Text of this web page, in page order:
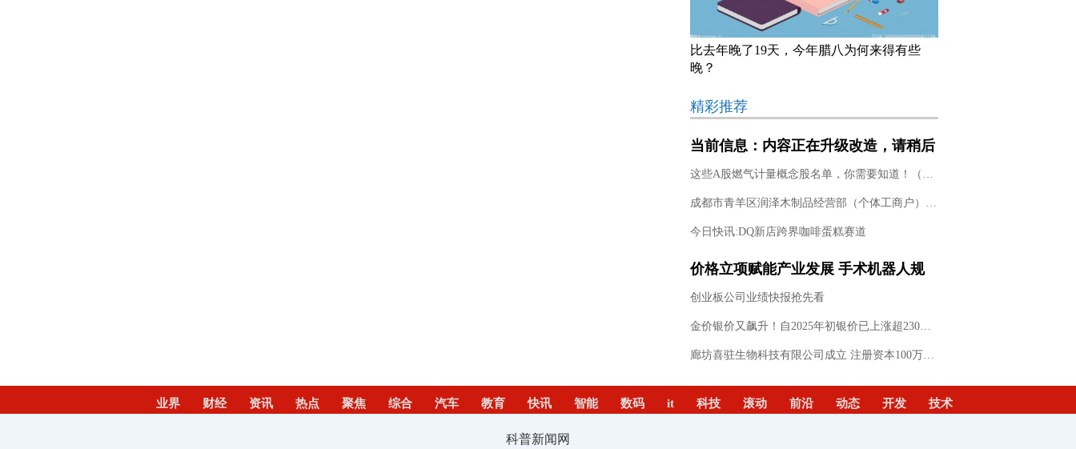
比去年晚了19天，今年腊八为何来得有些
晚？
精彩推荐
当前信息：内容正在升级改造，请稍后
再试！
今日快讯:DQ新店跨界咖啡蛋糕赛道
价格立项赋能产业发展 手术机器人规
模化应用提速
创业板公司业绩快报抢先看
业界 财经 资讯 热点 聚焦 综合 汽车 教育 快讯 智能 数码 it 科技 滚动 前沿 动态 开发 技术
科普新闻网